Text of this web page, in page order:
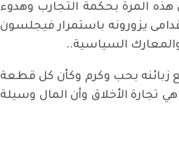
المرة بحكمة التجارب وهدوء
يزورونه باستمرار فيجلسون
السياسية..
زبائنه بحب وكرم وكأن كل قطعة
الأخلاق وأن المال وسيلة